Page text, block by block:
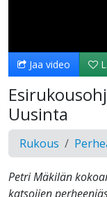
Jaa video
Uusinta
Rukous
Petri Mäkilän
katsojien